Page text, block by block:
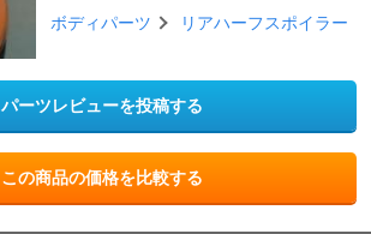
ボディパーツ リアハーフスポイラー
パーツレビューを投稿する
この商品の価格を比較する